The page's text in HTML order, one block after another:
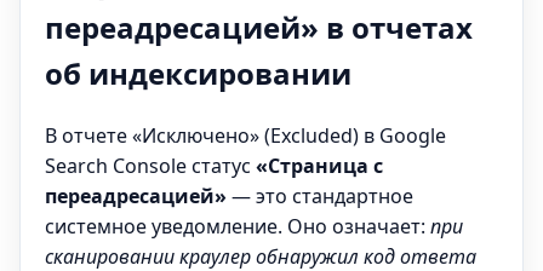
переадресацией» в отчетах
об индексировании
В отчете «Исключено» (Excluded) в Google
Search Console статус «Страница с
переадресацией» — это стандартное
системное уведомление. Оно означает: при
сканировании краулер обнаружил код ответа